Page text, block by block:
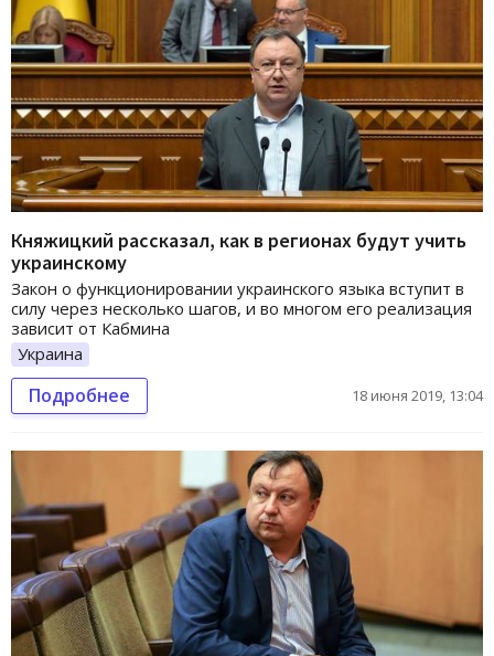
Княжицкий рассказал, как в регионах будут учить
украинскому
Закон о функционировании украинского языка вступит в
силу через несколько шагов, и во многом его реализация
зависит от Кабмина
Украина
Подробнее 18 июня 2019, 13:04